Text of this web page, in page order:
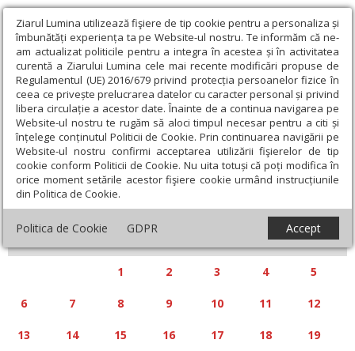
Ziarul Lumina utilizează fişiere de tip cookie pentru a personaliza și
îmbunătăți experiența ta pe Website-ul nostru. Te informăm că ne-
am actualizat politicile pentru a integra în acestea și în activitatea
curentă a Ziarului Lumina cele mai recente modificări propuse de
Regulamentul (UE) 2016/679 privind protecția persoanelor fizice în
ceea ce privește prelucrarea datelor cu caracter personal și privind
libera circulație a acestor date. Înainte de a continua navigarea pe
Website-ul nostru te rugăm să aloci timpul necesar pentru a citi și
înțelege conținutul Politicii de Cookie. Prin continuarea navigării pe
Website-ul nostru confirmi acceptarea utilizării fişierelor de tip
cookie conform Politicii de Cookie. Nu uita totuși că poți modifica în
orice moment setările acestor fişiere cookie urmând instrucțiunile
din Politica de Cookie.
Politica de Cookie GDPR Accept
Calendar articole
« »
IANUARIE 2025
S D
1 2 3 4 5
6 7 8 9 10 11 12
13 14 15 16 17 18 19